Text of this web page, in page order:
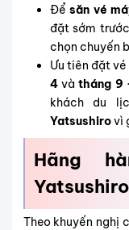
Đểsăn vé
đặt sớm
chọn chuyến
Ưu tiên đặt
4vàtháng 9
khách du
Yatsushirovì
Hãng
Theo khuyến nghị